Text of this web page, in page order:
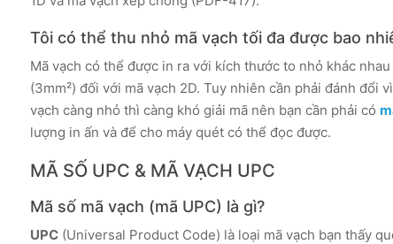
Tôi có thể thu nhỏ mã vạch tối đa được bao
Mã vạch có thể được in ra với kích thước to nhỏ khác
(3mm²) đối với mã vạch 2D. Tuy nhiên cần phải đánh đổi
vạch càng nhỏ thì càng khó giải mã nên bạn cần phải có
lượng in ấn và để cho máy quét có thể đọc được.
MÃ SỐ UPC & MÃ VẠCH UPC
Mã số mã vạch (mã UPC) là gì?
UPC(Universal Product Code) là loại mã vạch bạn thấy